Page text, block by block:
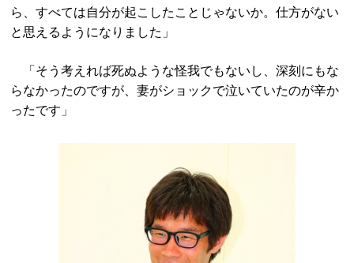
ら、すべては自分が起こしたことじゃないか。仕方がない
と思えるようになりました」
「そう考えれば死ぬような怪我でもないし、深刻にもな
らなかったのですが、妻がショックで泣いていたのが辛か
ったです」